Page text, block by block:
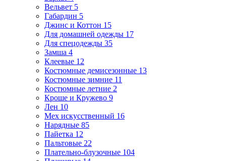
Вельвет 5
Габардин 5
Джинс и Коттон 15
Для домашней одежды 17
Для спецодежды 35
Замша 4
Клеевые 12
Костюмные демисезонные 13
Костюмные зимние 11
Костюмные летние 2
Кроше и Кружево 9
Лен 10
Мех искусственный 16
Нарядные 85
Пайетка 12
Пальтовые 22
Плательно-блузочные 104